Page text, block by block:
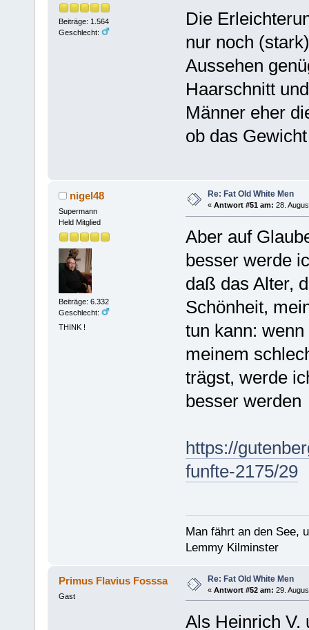
Beiträge: 1.564
Geschlecht:
Die
nur noch
Aussehen
Haarschnitt
Männer eher
ob das
nigel48
Supermann
Held Mitglied
Beiträge: 6.332
Geschlecht:
THINK !
Re: Fat Old White Men
« Antwort #51 am: 28.
Aber auf
besser werde
daß das Alter,
Schönheit,
tun kann:
meinem
trägst, werde
besser werden
https://
funfte-2175/29
Man fährt an den See,
Lemmy Kilminster
Primus Flavius Fosssa
Gast
Re: Fat Old White Men
« Antwort #52 am: 29.
Als Heinrich V.